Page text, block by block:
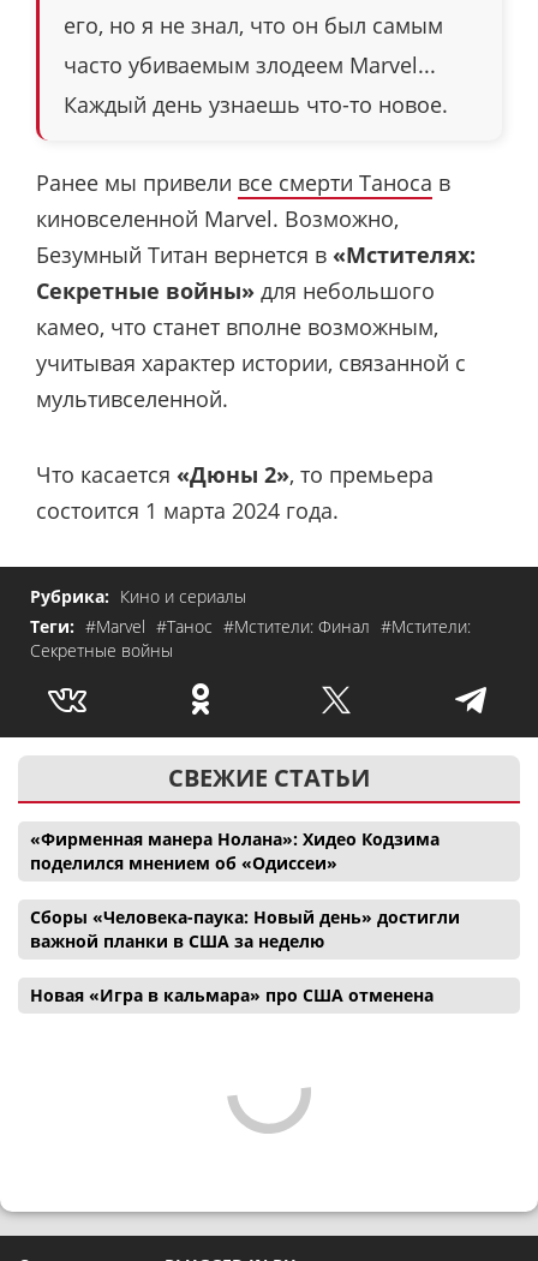
его, но я не знал, что он был самым
часто убиваемым злодеем Marvel...
Каждый день узнаешь что-то новое.
Ранее мы привели все смерти Таноса в
киновселенной Marvel. Возможно,
Безумный Титан вернется в «Мстителях:
Секретные войны» для небольшого
камео, что станет вполне возможным,
учитывая характер истории, связанной с
мультивселенной.
Что касается «Дюны 2», то премьера
состоится 1 марта 2024 года.
Рубрика: Кино и сериалы
Теги: #Marvel #Танос #Мстители: Финал #Мстители:
Секретные войны
СВЕЖИЕ СТАТЬИ
«Фирменная манера Нолана»: Хидео Кодзима
поделился мнением об «Одиссеи»
Сборы «Человека-паука: Новый день» достигли
важной планки в США за неделю
Новая «Игра в кальмара» про США отменена